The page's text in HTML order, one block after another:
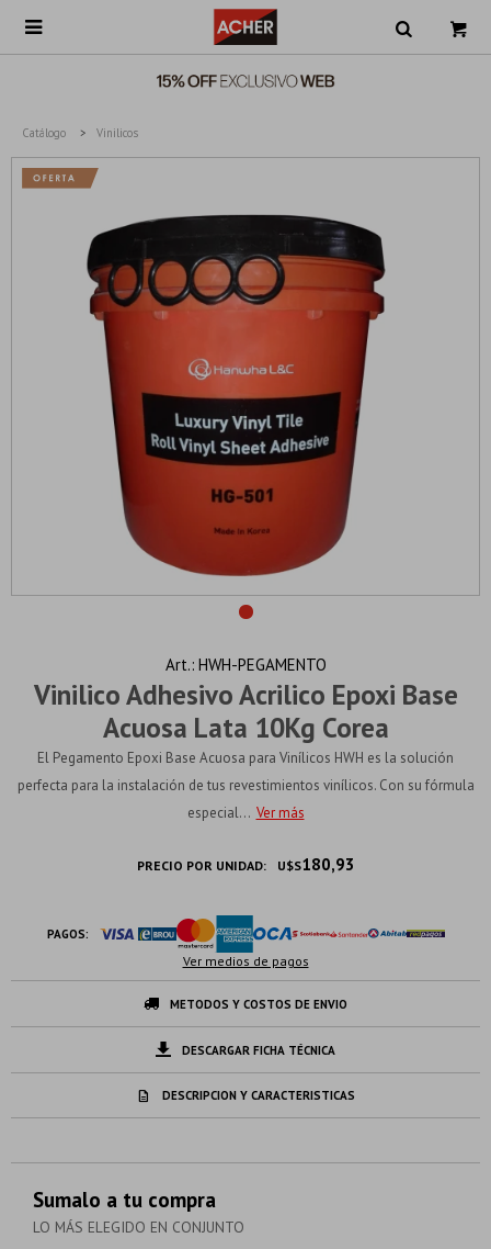

Catálogo Vinilicos
Vinilico Adhesivo Acrilico Epoxi Base
Acuosa Lata 10Kg Corea
HWH-PEGAMENTO
El Pegamento Epoxi Base Acuosa para Vinílicos HWH es la solución
perfecta para la instalación de tus revestimientos vinílicos. Con su fórmula
especial... Ver más
PRECIO POR UNIDAD: U$S180,93
PAGOS:
Ver medios de pagos
METODOS Y COSTOS DE ENVIO
DESCARGAR FICHA TÉCNICA
DESCRIPCION Y CARACTERISTICAS
Sumalo a tu compra
LO MÁS ELEGIDO EN CONJUNTO